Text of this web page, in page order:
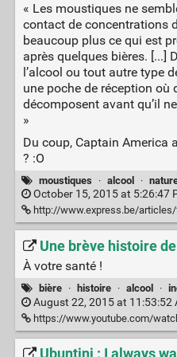
« Les moustiques ne
contact de concentrations
beaucoup plus ce qui est
après quelques bières. [...]
l’alcool ou tout autre type
une poche de réception où
décomposent avant qu’il
»
Du coup, Captain America
? :O
moustiques · alcool ·
October 15, 2015 at 5:26:47
http://www.express.be/articles/fr/sciences/les-moustiques-sont-ils-
Une brève histoire
À votre santé !
bière · histoire · alcool ·
August 22, 2015 at 11:53:52
https://www.youtube.com/